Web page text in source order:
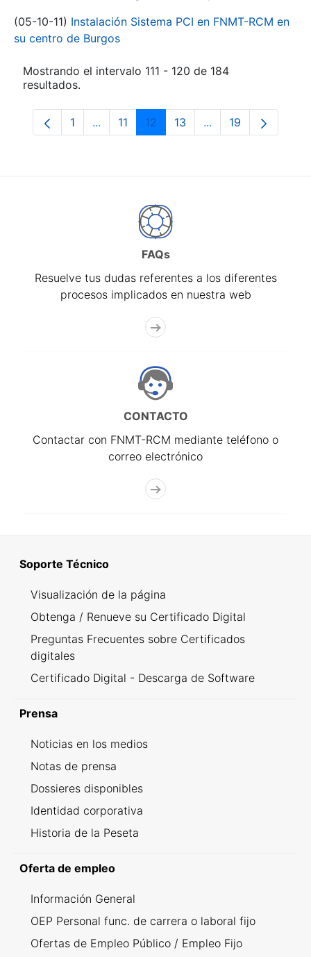
(05-10-11) Instalación Sistema PCI en FNMT-RCM en
su centro de Burgos
Mostrando el intervalo 111 - 120 de 184
resultados.
Página
1 ...Páginas intermedias Use TAB para
Página
11 Página
12 Página
13 ...PáginasPágina
19
FAQs
Resuelve tus dudas referentes a los diferentes
procesos implicados en nuestra web
CONTACTO
Contactar con FNMT-RCM mediante teléfono o
correo electrónico
Soporte Técnico
Visualización de la página
Obtenga / Renueve su Certificado Digital
Preguntas Frecuentes sobre Certificados
digitales
Certificado Digital - Descarga de Software
Prensa
Noticias en los medios
Notas de prensa
Dossieres disponibles
Identidad corporativa
Historia de la Peseta
Oferta de empleo
Información General
OEP Personal func. de carrera o laboral fijo
Ofertas de Empleo Público / Empleo Fijo